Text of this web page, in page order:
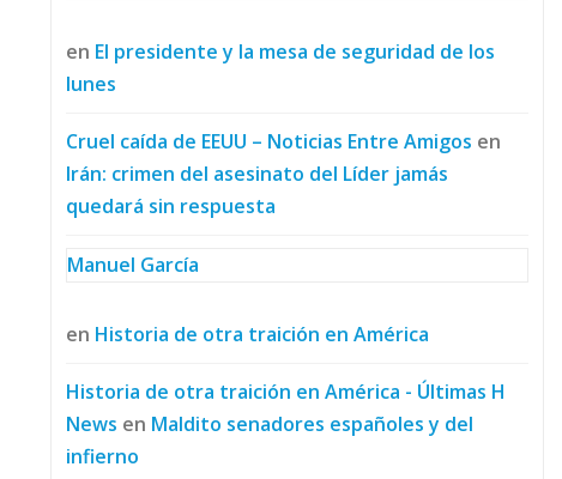
en El presidente y la mesa de seguridad de los
lunes
Cruel caída de EEUU – Noticias Entre Amigos en
Irán: crimen del asesinato del Líder jamás
quedará sin respuesta
Manuel García
en Historia de otra traición en América
Historia de otra traición en América - Últimas H
News en Maldito senadores españoles y del
infierno